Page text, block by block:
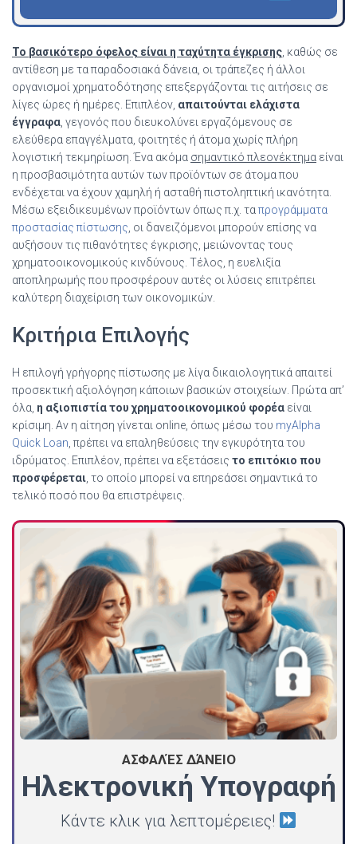
Το βασικότερο όφελος είναι η ταχύτητα έγκρισης , καθώς σε
αντίθεση με τα παραδοσιακά δάνεια, οι τράπεζες ή άλλοι
οργανισμοί χρηματοδότησης επεξεργάζονται τις αιτήσεις σε
λίγες ώρες ή ημέρες. Επιπλέον, απαιτούνται ελάχιστα
έγγραφα , γεγονός που διευκολύνει εργαζόμενους σε
ελεύθερα επαγγέλματα, φοιτητές ή άτομα χωρίς πλήρη
λογιστική τεκμηρίωση. Ένα ακόμα σημαντικό πλεονέκτημα είναι
η προσβασιμότητα αυτών των προϊόντων σε άτομα που
ενδέχεται να έχουν χαμηλή ή ασταθή πιστοληπτική ικανότητα.
Μέσω εξειδικευμένων προϊόντων όπως π.χ. τα προγράμματα
προστασίας πίστωσης , οι δανειζόμενοι μπορούν επίσης να
αυξήσουν τις πιθανότητες έγκρισης, μειώνοντας τους
χρηματοοικονομικούς κινδύνους. Τέλος, η ευελιξία
αποπληρωμής που προσφέρουν αυτές οι λύσεις επιτρέπει
καλύτερη διαχείριση των οικονομικών.
Κριτήρια Επιλογής
Η επιλογή γρήγορης πίστωσης με λίγα δικαιολογητικά απαιτεί
προσεκτική αξιολόγηση κάποιων βασικών στοιχείων. Πρώτα απ’
όλα, η αξιοπιστία του χρηματοοικονομικού φορέα είναι
κρίσιμη. Αν η αίτηση γίνεται online, όπως μέσω του myAlpha
Quick Loan , πρέπει να επαληθεύσεις την εγκυρότητα του
ιδρύματος. Επιπλέον, πρέπει να εξετάσεις το επιτόκιο που
προσφέρεται , το οποίο μπορεί να επηρεάσει σημαντικά το
τελικό ποσό που θα επιστρέψεις.
ΑΣΦΑΛΈΣ ΔΆΝΕΙΟ
Ηλεκτρονική Υπογραφή
Κάντε κλικ για λεπτομέρειες!